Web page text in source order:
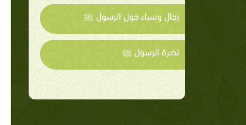
رجال ونساء حول الرسول ﷺ
نصرة الرسول ﷺ